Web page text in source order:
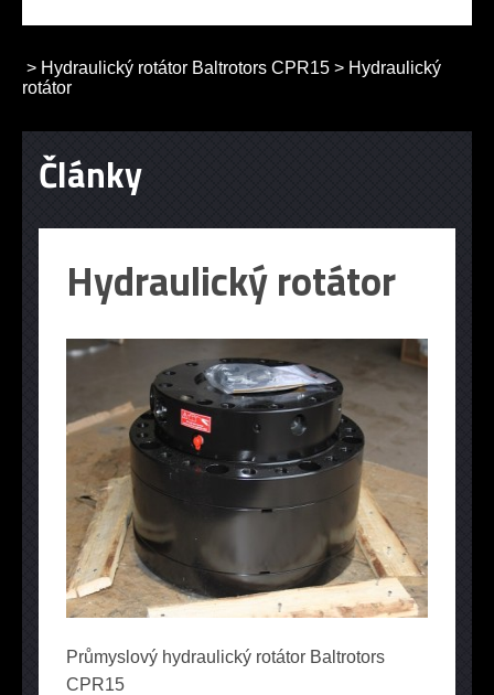
> Hydraulický rotátor Baltrotors CPR15 > Hydraulický
rotátor
Články
Hydraulický rotátor
Průmyslový hydraulický rotátor Baltrotors
CPR15